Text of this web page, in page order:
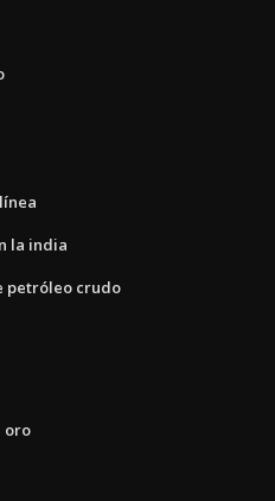
la india
petróleo crudo
oro